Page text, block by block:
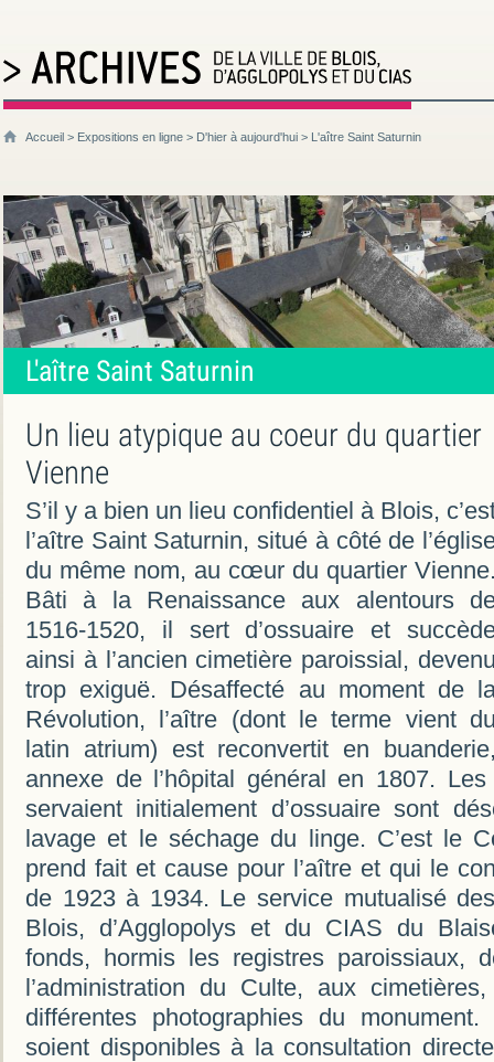
Accueil > Expositions en ligne > D'hier à aujourd'hui > L'aître Saint Saturnin
L'aître Saint Saturnin
Un lieu atypique au coeur du quartier
Vienne
S’il y a bien un lieu confidentiel à Blois,
l’aître Saint Saturnin, situé à côté de
du même nom, au cœur du quartier
Bâti à la Renaissance aux alentours
1516-1520, il sert d’ossuaire et
ainsi à l’ancien cimetière paroissial,
trop exiguë. Désaffecté au moment de
Révolution, l’aître (dont le terme vient
latin atrium) est reconvertit en
annexe de l’hôpital général en 1807.
servaient initialement d’ossuaire sont
lavage et le séchage du linge. C’est le
prend fait et cause pour l’aître et qui le
de 1923 à 1934. Le service mutualisé
Blois, d’Agglopolys et du CIAS du
fonds, hormis les registres paroissiaux,
l’administration du Culte, aux
différentes photographies du
soient disponibles à la consultation